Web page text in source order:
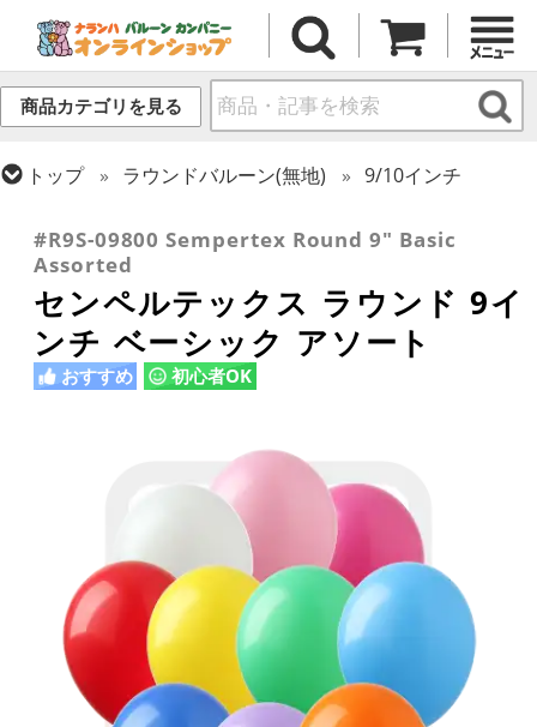
商品カテゴリを見る
トップ ラウンドバルーン(無地)
9/10インチ
#R9S-09800 Sempertex Round 9" Basic
Assorted
センペルテックス ラウンド 9イ
ンチ ベーシック アソート
おすすめ 初心者OK